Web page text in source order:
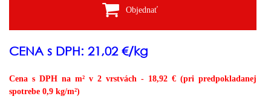
Objednať
CENA s DPH: 21,02 €/kg
Cena s DPH na m² v 2 vrstvách - 18,92 € (pri predpokladanej
spotrebe 0,9 kg/m²)